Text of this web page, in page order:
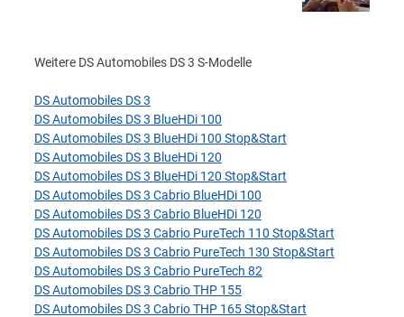
Weitere DS Automobiles DS 3 S-Modelle
DS Automobiles DS 3
DS Automobiles DS 3 BlueHDi 100
DS Automobiles DS 3 BlueHDi 100 Stop&Start
DS Automobiles DS 3 BlueHDi 120
DS Automobiles DS 3 BlueHDi 120 Stop&Start
DS Automobiles DS 3 Cabrio BlueHDi 100
DS Automobiles DS 3 Cabrio BlueHDi 120
DS Automobiles DS 3 Cabrio PureTech 110 Stop&Start
DS Automobiles DS 3 Cabrio PureTech 130 Stop&Start
DS Automobiles DS 3 Cabrio PureTech 82
DS Automobiles DS 3 Cabrio THP 155
DS Automobiles DS 3 Cabrio THP 165 Stop&Start